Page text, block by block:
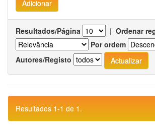
Resultados/Página | Ordenar
Por ordem
Autores/Registo
Resultados 1-1 de 1.